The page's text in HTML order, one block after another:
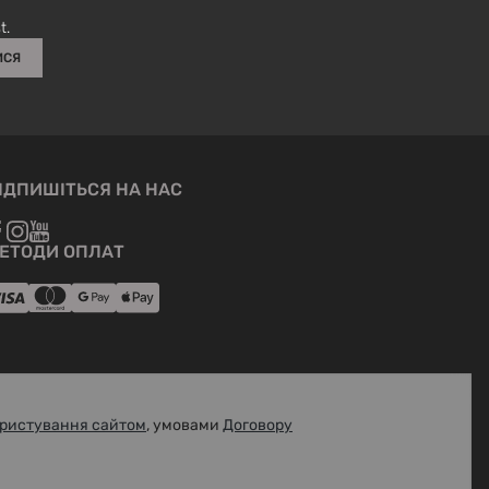
НА НАС
ОПЛАТ
сайтом, умовамиДоговору